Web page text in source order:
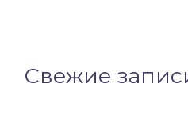
Свежие